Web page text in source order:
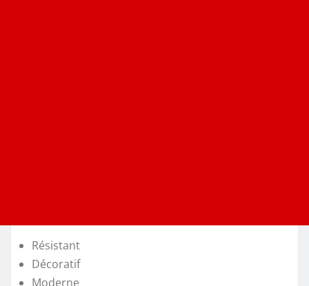
Résistant
Décoratif
Moderne